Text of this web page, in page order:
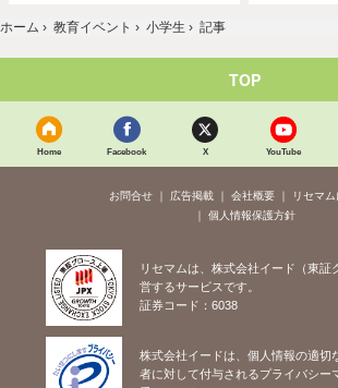
ホーム › 教育イベント › 小学生 › 記事
TOP
Home Facebook X YouTube
お問合せ 広告掲載 会社概要
リセマ
個人情報保護方針
リセマムは、株式会社イード（東証
営するサービスです。
証券コード：6038
株式会社イードは、個人情報の適切
者に対して付与されるプライバシー